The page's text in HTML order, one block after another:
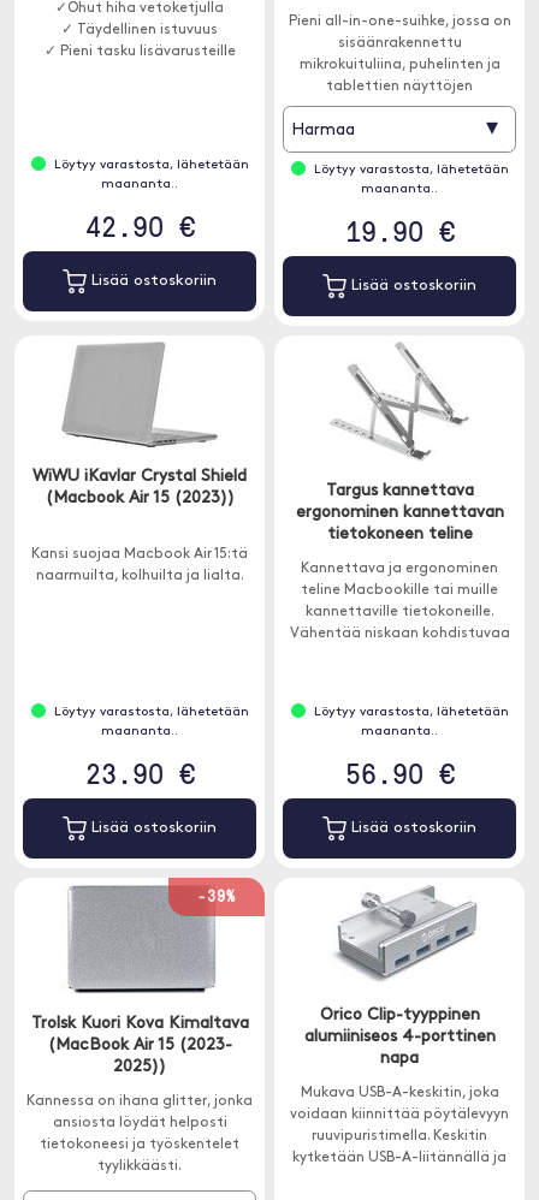
✓Ohut hiha vetoketjulla
✓ Täydellinen istuvuus
✓ Pieni tasku lisävarusteille
Löytyy varastosta, lähetetään
maananta..
42.90 €
Lisää ostoskoriin
Pieni all-in-one-suihke, jossa on
sisäänrakennettu
mikrokuituliina, puhelinten ja
tablettien näyttöjen
puhdistamiseen. 37,5 ml.
Harmaa ▾
Löytyy varastosta, lähetetään
maananta..
19.90 €
Lisää ostoskoriin
WiWU iKavlar Crystal Shield
(Macbook Air 15 (2023))
Kansi suojaa Macbook Air 15:tä
naarmuilta, kolhuilta ja lialta.
Löytyy varastosta, lähetetään
maananta..
23.90 €
Lisää ostoskoriin
Targus kannettava
ergonominen kannettavan
tietokoneen teline
Kannettava ja ergonominen
teline Macbookille tai muille
kannettaville tietokoneille.
Vähentää niskaan kohdistuvaa
Löytyy varastosta, lähetetään
maananta..
56.90 €
Lisää ostoskoriin
-39%
Trolsk Kuori Kova Kimaltava
(MacBook Air 15 (2023-
2025))
Kannessa on ihana glitter, jonka
ansiosta löydät helposti
tietokoneesi ja työskentelet
tyylikkäästi.
Orico Clip-tyyppinen
alumiiniseos 4-porttinen
napa
Mukava USB-A-keskitin, joka
voidaan kiinnittää pöytälevyyn
ruuvipuristimella. Keskitin
kytketään USB-A-liitännällä ja